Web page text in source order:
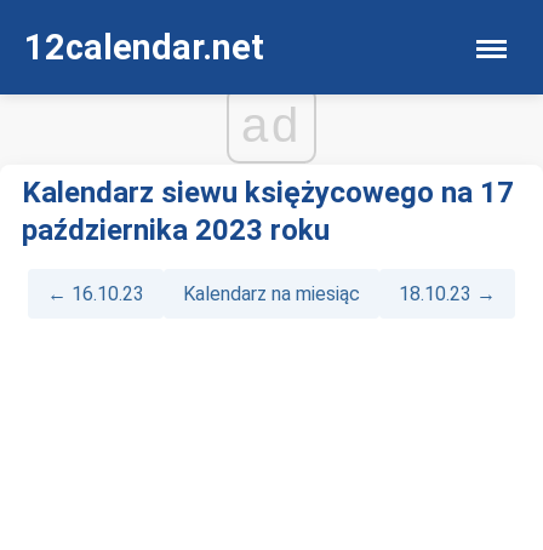
12calendar.net
ad
Kalendarz siewu księżycowego na 17
października 2023 roku
← 16.10.23 Kalendarz na miesiąc 18.10.23 →